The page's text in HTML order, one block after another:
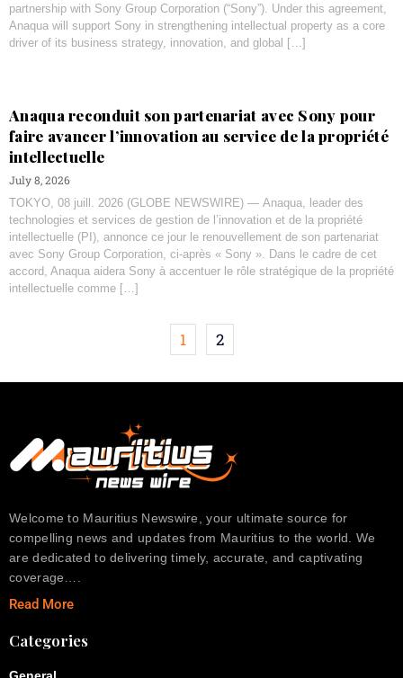
partnership with Sony Group Corporation (“Sony”). Under this agreement,
Anaqua will support Sony in strengthening intellectual property as a core
driver of its business strategy, innovation, and global […]
Anaqua reconduit son partenariat avec Sony pour
faire avancer l’innovation au service de la propriété
intellectuelle
July 8, 2026
TOKYO, 08 juill. 2026 (GLOBE NEWSWIRE) — Anaqua, leader des
technologies et services de gestion de l’innovation et de la propriété
intellectuelle (PI), annonce ce jour le renouvellement de son partenariat
avec Sony Group Corporation, ci-après « Sony ». Dans le cadre de cet
accord, Anaqua aidera Sony à accentuer le rôle stratégique de la propriété
intellectuelle comme […]
1 2
Welcome to Mauritius Newswire, your ultimate source for
compelling news and updates from Mauritius to the world. We
are dedicated to delivering timely, accurate, and captivating
coverage….
Read More
Categories